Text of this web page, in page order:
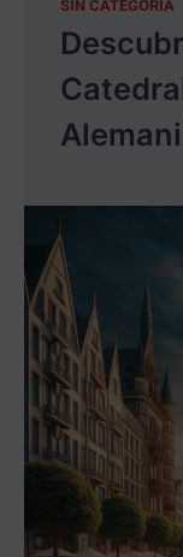
SIN CATEGORÍA